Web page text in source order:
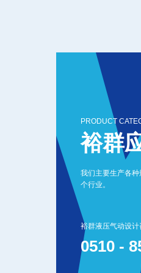
PRODUCT
裕群
我们主要生产各
个行业。
裕群液压气动设计
0510 -